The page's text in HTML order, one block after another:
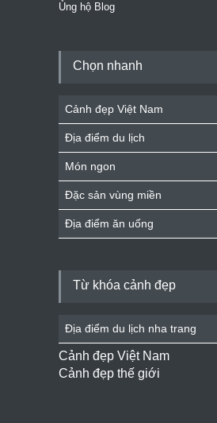
Ủng hộ Blog
Chọn nhanh
Cảnh đẹp Việt Nam
Địa điểm du lịch
Món ngon
Đặc sản vùng miền
Địa điểm ăn uống
Từ khóa cảnh đẹp
Địa điểm du lịch nha trang
Cảnh đẹp Việt Nam
Cảnh đẹp thế giới